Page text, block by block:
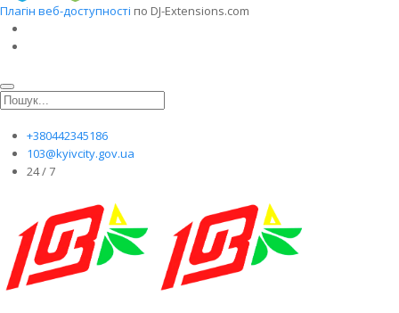
Плагін веб-доступності по DJ-Extensions.com
+380442345186
103@kyivcity.gov.ua
24 / 7